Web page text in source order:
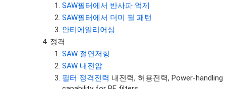
SAW필터에서 반사파 억제
SAW필터에서 더미 필 패턴
안티에일리어싱
정격
SAW 절연저항
SAW 내전압
필터 정격전력 내전력, 허용전력, Power-handling